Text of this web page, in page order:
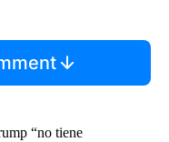
“no tiene